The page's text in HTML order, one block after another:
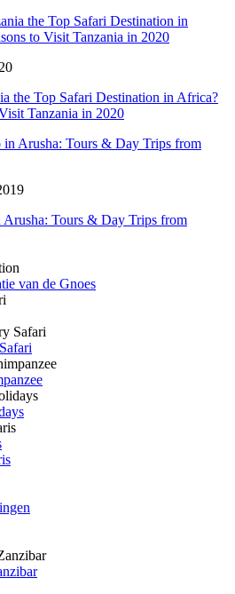
the Top Safari Destination in Africa?
Tanzania in 2020
Arusha: Tours & Day Trips from
van de Gnoes